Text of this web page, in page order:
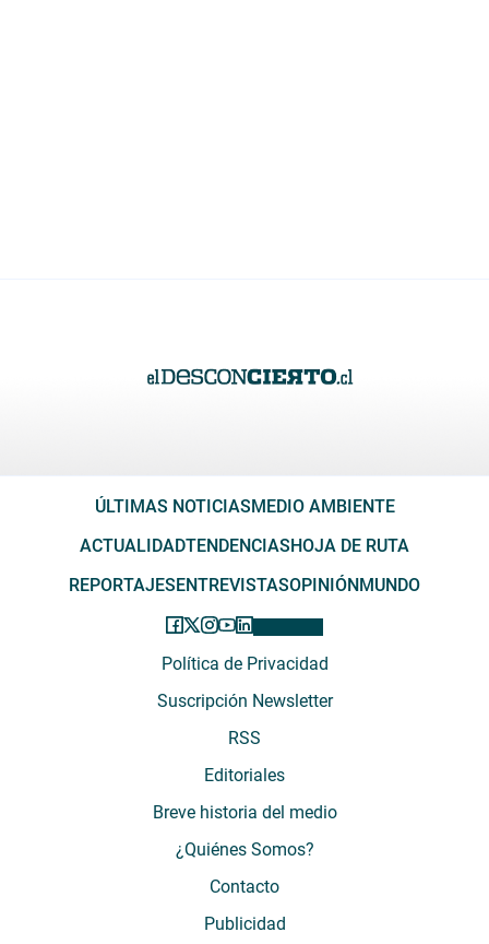
ÚLTIMAS NOTICIAS MEDIO AMBIENTE
ACTUALIDADTENDENCIAS HOJA DE RUTA
REPORTAJES ENTREVISTASOPINIÓN MUNDO
Política de Privacidad
Suscripción Newsletter
RSS
Editoriales
Breve historia del medio
¿Quiénes Somos?
Contacto
Publicidad